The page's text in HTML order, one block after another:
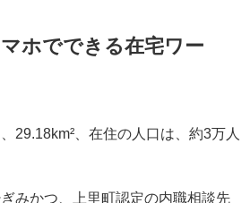
ホでできる在宅ワー
29.18km²、在住の人口は、約3万人
みかつ、上里町認定の内職相談先